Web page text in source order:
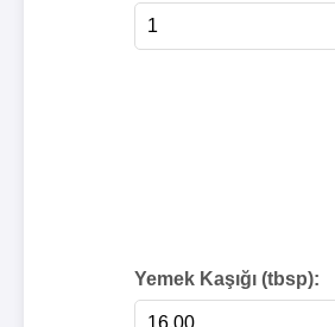
Yemek Kaşığı (tbsp):